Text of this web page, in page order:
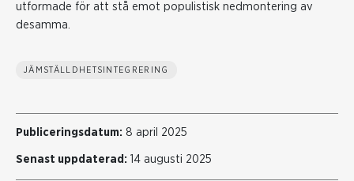
utformade för att stå emot populistisk nedmontering av
desamma.
JÄMSTÄLLDHETSINTEGRERING
Publiceringsdatum: 8 april 2025
Senast uppdaterad: 14 augusti 2025